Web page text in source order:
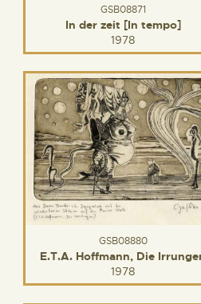
GSB08871
In der zeit [In tempo]
1978
GSB08880
E.T.A. Hoffmann, Die
1978